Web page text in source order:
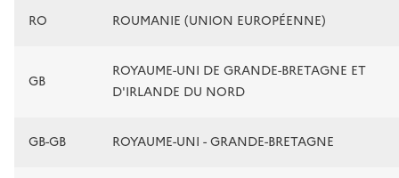
RO ROUMANIE (UNION EUROPÉENNE)
GB
ROYAUME-UNI DE GRANDE-BRETAGNE ET
D'IRLANDE DU NORD
GB-GB ROYAUME-UNI - GRANDE-BRETAGNE